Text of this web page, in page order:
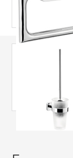
autoadesivo,
cromato,
elegante
autoadesivo,
cromato,
straordinario